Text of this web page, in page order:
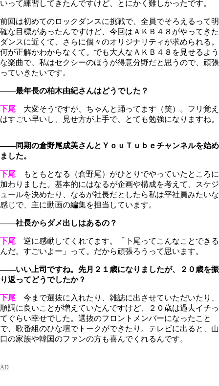
いって練習してきたんですけど、とにかく難しかったです。
前回は初めてのロックダンスに挑戦で、全員でそろえるって明
確な目標があったんですけど、今回はＡＫＢ４８がやってきた
ダンスに近くて、さらに個々のオリジナリティが求められる。
何が正解かわからなくて。でも大人なＡＫＢ４８を見せるよう
な楽曲で、私はセクシーのほうが得意分野だと思うので、頑張
っていきたいです。
――最年長の柏木由紀さんはどうでした？
下尾 大変そうですが、ちゃんと踊ってます（笑）。フリ覚え
はすごい早いし、見せ方が上手で、とても勉強になりますね。
――同期の倉野尾成美さんとＹｏｕＴｕｂｅチャンネルを始め
ました。
下尾 もともとなる（倉野尾）がひとりでやっていたところに
加わりました。基本的にはなるが企画や構成を考えて、スケジ
ュールを決めたり、なるが社長だとしたら私は平社員みたいな
感じで、主に動画の編集を担当しています。
――社長からダメ出しはあるの？
下尾 逆に感動してくれてます。「下尾ってこんなことできる
んだ。すごいよー」って。だから頑張ろうって思います。
――いい上司ですね。先月２１歳になりましたが、２０歳を振
り返ってどうでしたか？
下尾 今まで選抜に入れたり、雑誌に出させていただいたり、
順調に良いことが増えていたんですけど、２０歳は過去イチっ
てぐらい幸せでした。選抜のフロントメンバーになったこと
で、歌番組のひな壇でトークができたり。テレビに出ると、山
口の家族や韓国のファンの方も喜んでくれるんです。